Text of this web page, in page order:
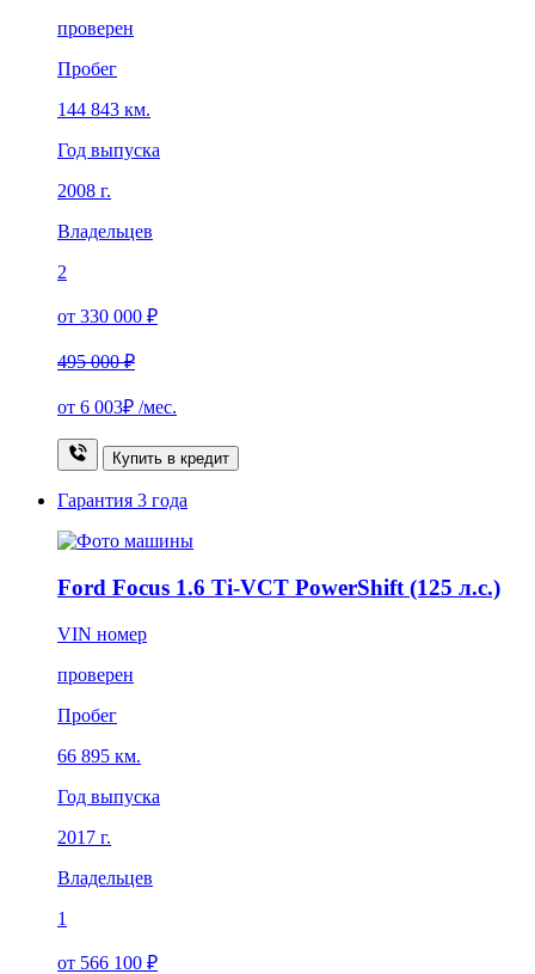
проверен
Пробег
144 843 км.
Год выпуска
2008 г.
Владельцев
2
от 330 000 ₽
495 000 ₽
от 6 003₽ /мес.
Купить в кредит
Гарантия 3 года
Ford Focus 1.6 Ti-VCT PowerShift (125 л.с.)
VIN номер
проверен
Пробег
66 895 км.
Год выпуска
2017 г.
Владельцев
1
от 566 100 ₽